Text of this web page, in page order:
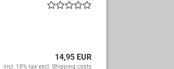
14,95 EUR
incl. 19% tax excl. Shipping costs